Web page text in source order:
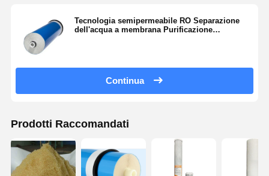
Accessori per sistemi di depurazione dell'acqua
Tecnologia semipermeabile RO Separazione
dell'acqua a membrana Purificazione
Continua
Prodotti Raccomandati